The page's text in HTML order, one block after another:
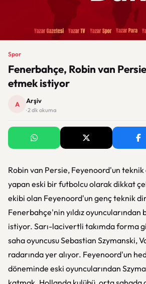
Spor
Fenerbahçe, Robin van
etmek istiyor
A Arşiv
· 2 dk okuma
Robin van Persie, Feyenoord'un
yapan eski bir futbolcu olarak dikkat
ekibi olan Feyenoord'un genç teknik
Fenerbahçe'nin yıldız
istiyor. Sarı-lacivertli takımda forma
saha oyuncusu Sebastian Szymanski,
radarında yer alıyor. Feyenoord'un
döneminde eski oyuncularından